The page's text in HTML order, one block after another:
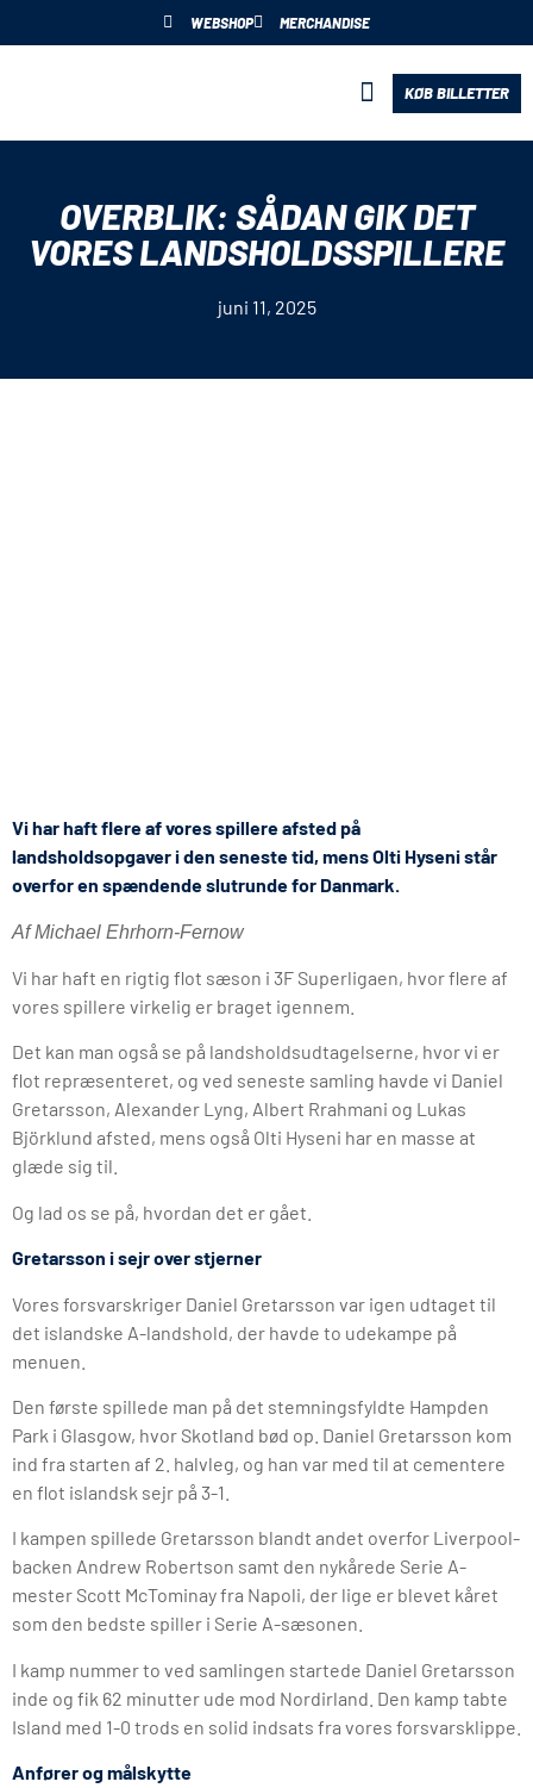
WEBSHOP MERCHANDISE
KØB BILLETTER
OVERBLIK: SÅDAN GIK DET
VORES LANDSHOLDSSPILLERE
juni 11, 2025
Vi har haft flere af vores spillere afsted på
landsholdsopgaver i den seneste tid, mens Olti Hyseni står
overfor en spændende slutrunde for Danmark.
Af Michael Ehrhorn-Fernow
Vi har haft en rigtig flot sæson i 3F Superligaen, hvor flere af
vores spillere virkelig er braget igennem.
Det kan man også se på landsholdsudtagelserne, hvor vi er
flot repræsenteret, og ved seneste samling havde vi Daniel
Gretarsson, Alexander Lyng, Albert Rrahmani og Lukas
Björklund afsted, mens også Olti Hyseni har en masse at
glæde sig til.
Og lad os se på, hvordan det er gået.
Gretarsson i sejr over stjerner
Vores forsvarskriger Daniel Gretarsson var igen udtaget til
det islandske A-landshold, der havde to udekampe på
menuen.
Den første spillede man på det stemningsfyldte Hampden
Park i Glasgow, hvor Skotland bød op. Daniel Gretarsson kom
ind fra starten af 2. halvleg, og han var med til at cementere
en flot islandsk sejr på 3-1.
I kampen spillede Gretarsson blandt andet overfor Liverpool-
backen Andrew Robertson samt den nykårede Serie A-
mester Scott McTominay fra Napoli, der lige er blevet kåret
som den bedste spiller i Serie A-sæsonen.
I kamp nummer to ved samlingen startede Daniel Gretarsson
inde og fik 62 minutter ude mod Nordirland. Den kamp tabte
Island med 1-0 trods en solid indsats fra vores forsvarsklippe.
Anfører og målskytte